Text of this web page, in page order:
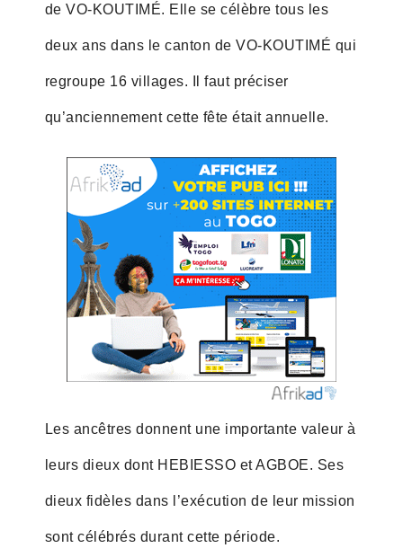
de VO-KOUTIMÉ. Elle se célèbre tous les
deux ans dans le canton de VO-KOUTIMÉ qui
regroupe 16 villages. Il faut préciser
qu’anciennement cette fête était annuelle.
Les ancêtres donnent une importante valeur à
leurs dieux dont HEBIESSO et AGBOE. Ses
dieux fidèles dans l’exécution de leur mission
sont célébrés durant cette période.